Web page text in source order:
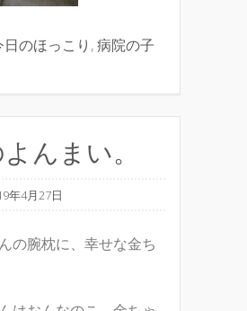
日のほっこり ,病院の子
んまい。
年4月27日
の腕枕に、幸せな金ち